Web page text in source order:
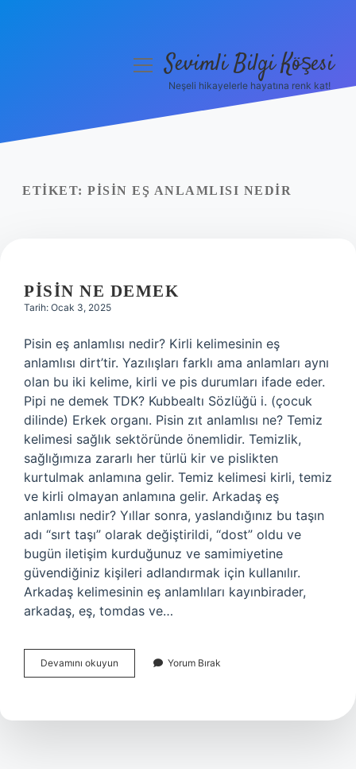
Yasal Uyarı
menüyüSevimli Bilgi Köşesi
Neşeli hikayelerle hayatına renk kat!
ETIKET: PISIN EŞ ANLAMLISI NEDIR
PISIN NE DEMEK
Tarih: Ocak 3, 2025
Pisin eş anlamlısı nedir? Kirli kelimesinin eş
anlamlısı dirt’tir. Yazılışları farklı ama anlamları aynı
olan bu iki kelime, kirli ve pis durumları ifade eder.
Pipi ne demek TDK? Kubbealtı Sözlüğü i. (çocuk
dilinde) Erkek organı. Pisin zıt anlamlısı ne? Temiz
kelimesi sağlık sektöründe önemlidir. Temizlik,
sağlığımıza zararlı her türlü kir ve pislikten
kurtulmak anlamına gelir. Temiz kelimesi kirli, temiz
ve kirli olmayan anlamına gelir. Arkadaş eş
anlamlısı nedir? Yıllar sonra, yaslandığınız bu taşın
adı “sırt taşı” olarak değiştirildi, “dost” oldu ve
bugün iletişim kurduğunuz ve samimiyetine
güvendiğiniz kişileri adlandırmak için kullanılır.
Arkadaş kelimesinin eş anlamlıları kayınbirader,
arkadaş, eş, tomdas ve…
Devamını okuyun
Ne
Yorum Bırak